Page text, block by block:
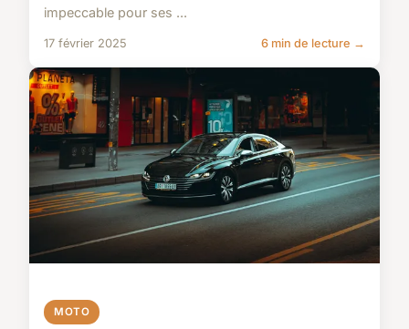
impeccable pour ses ...
17 février 2025 6 min de lecture →
MOTO